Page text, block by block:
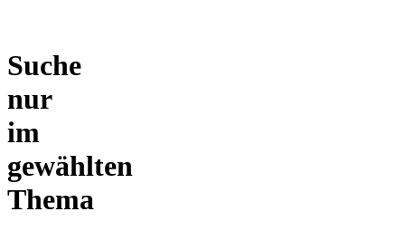
Suche
nur
im
gewählten
Thema